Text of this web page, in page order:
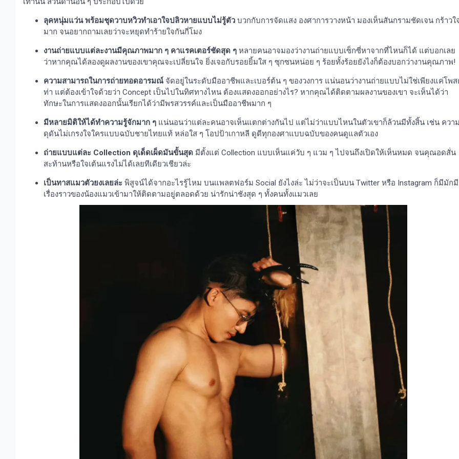
ลุคหนุ่มแว่น พร้อมชุดวาบหวิวทำเอาใจปลิวหายแบบไม่รู้ตัว บวกกับการจัดแสง องศาการวางหน้า มองเห็นสันกรามชัดเจน กร้าวใ
มาก จนอยากถามเลยว่าจะหยุดทำร้ายใจกันกี่โมง
งานถ่ายแบบแต่ละงานมีคุณภาพมาก ๆ คาแรคเตอร์ชัดสุด ๆ หลายคนอาจมองว่างานถ่ายแบบเซ็กซี่หาจากที่ไหนก็ได้ แต่บอกเลย
ว่าหากคุณได้ลองดูผลงานของเขาคุณจะเปลี่ยนใจ ยิ่งเจอกับรอยยิ้มใส ๆ ซุกซนหน่อย ๆ ร้อยทั้งร้อยยังไงก็ต้องบอกว่างานคุณภาพ!
ความสามารถในการถ่ายทอดอารมณ์ จัดอยู่ในระดับมืออาชีพและเบอร์ต้น ๆ ของวงการ แน่นอนว่างานถ่ายแบบไม่ใช่เพียงแค่โพส
ท่า แต่ต้องเข้าใจด้วยว่า Concept เป็นไปในทิศทางไหน ต้องแสดงออกอย่างไร? หากคุณได้ติดตามผลงานของเขา จะเห็นได้ว่า
ทักษะในการแสดงออกนั้นเรียกได้ว่ามีพรสวรรค์และเป็นมืออาชีพมาก ๆ
มีหลายมิติให้ได้ทำความรู้จักมาก ๆ แน่นอนว่าแต่ละคนอาจเห็นแตกต่างกันไป แต่ไม่ว่าแบบไหนในตัวเขาก็ล้วนมีทั้งสิ้น เช่น ความ
ดุดันไม่เกรงใจใครแบบฉบับชายไทยแท้ หล่อใส ๆ โอปป้าเกาหลี ดูดีทุกองศาแบบฉบับของคนดูแลตัวเอง
ถ่ายแบบแต่ละ Collection ดุเด็ดเผ็ดมันขั้นสุด มีตั้งแต่ Collection แบบเห็นแค่วับ ๆ แวม ๆ ไปจนถึงเปิดให้เห็นหมด จนคุณอดสั่น
สะท้านหรือใจเต้นแรงไม่ได้เลยทีเดียวเชียวล่ะ
เป็นทาสแมวตัวยงเลยล่ะ พิสูจน์ได้จากอะไรรู้ไหม บนแพลตฟอร์ม Social ยังไงล่ะ ไม่ว่าจะเป็นบน Twitter หรือ Instagram ก็มีมักมี
เรื่องราวของน้องแมวเข้ามาให้ติดตามอยู่ตลอดด้วย น่ารักน่าชังสุด ๆ ทั้งคนทั้งแมวเลย